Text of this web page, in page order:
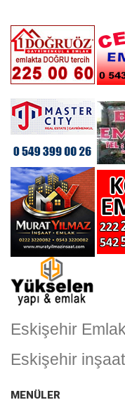
Eskişehir
Eskişehir
MENÜLER